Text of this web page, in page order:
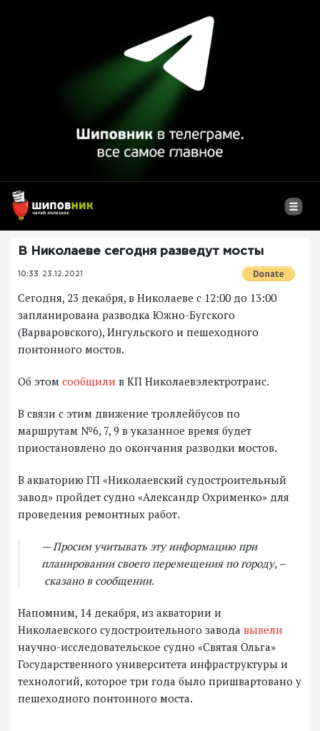
В Николаеве сегодня разведут мосты
10:33 23.12.2021
Сегодня, 23 декабря, в Николаеве с 12:00 до 13:00
запланирована разводка Южно-Бугского
(Варваровского), Ингульского и пешеходного
понтонного мостов.
Об этом сообщили в КП Николаевэлектротранс.
В связи с этим движение троллейбусов по
маршрутам №6, 7, 9 в указанное время будет
приостановлено до окончания разводки мостов.
В акваторию ГП «Николаевский судостроительный
завод» пройдет судно «Александр Охрименко» для
проведения ремонтных работ.
— Просим учитывать эту информацию при
планировании своего перемещения по городу, –
сказано в сообщении.
Напомним, 14 декабря, из акватории и
Николаевского судостроительного завода вывели
научно-исследовательское судно «Святая Ольга»
Государственного университета инфраструктуры и
технологий, которое три года было пришвартовано у
пешеходного понтонного моста.